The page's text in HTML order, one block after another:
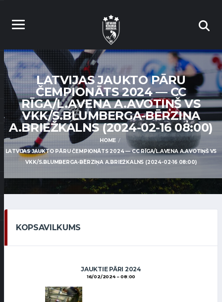
LATVIJAS JAUKTO PĀRU
ČEMPIONĀTS 2024 — CC
RĪGA/L.AVENA A.AVOTIŅŠ VS
VKK/S.BLUMBERGA-BĒRZIŅA
A.BRIEŽKALNS (2024-02-16 08:00)
HOME
LATVIJAS JAUKTO PĀRU ČEMPIONĀTS 2024 — CC RĪGA/L.AVENA A.AVOTIŅŠ VS
VKK/S.BLUMBERGA-BĒRZIŅA A.BRIEŽKALNS (2024-02-16 08:00)
KOPSAVILKUMS
JAUKTIE PĀRI 2024
16/02/2024 08:00